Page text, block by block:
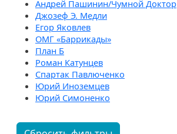
Андрей Пашинин/Чумной Доктор
Джозеф Э. Медли
Егор Яковлев
ОМГ «Баррикады»
План Б
Роман Катунцев
Спартак Павлюченко
Юрий Иноземцев
Юрий Симоненко